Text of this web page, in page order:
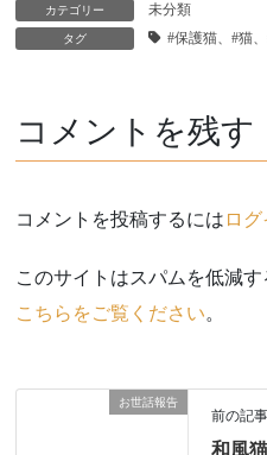
カテゴリー 未分類
タグ #保護猫、#猫
コメントを残す
コメントを投稿するには ロ
このサイトはスパムを低減す
こちらをご覧ください。
お世話報告
前の記事
和風